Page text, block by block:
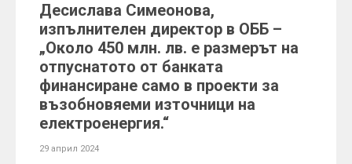
Десислава Симеонова,
изпълнителен директор в ОББ –
„Около 450 млн. лв. е размерът на
отпуснатото от банката
финансиране само в проекти за
възобновяеми източници на
електроенергия.“
29 април 2024